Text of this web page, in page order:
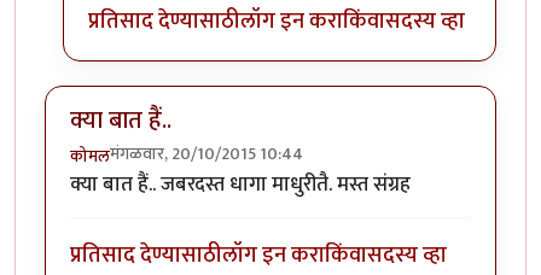
प्रतिसाद देण्यासाठीलॉग इन कराकिंवासदस्य व्हा
क्या बात हैं..
कोमलमंगळवार, 20/10/2015 10:44
क्या बात हैं.. जबरदस्त धागा माधुरीतै. मस्त संग्रह
प्रतिसाद देण्यासाठीलॉग इन कराकिंवासदस्य व्हा